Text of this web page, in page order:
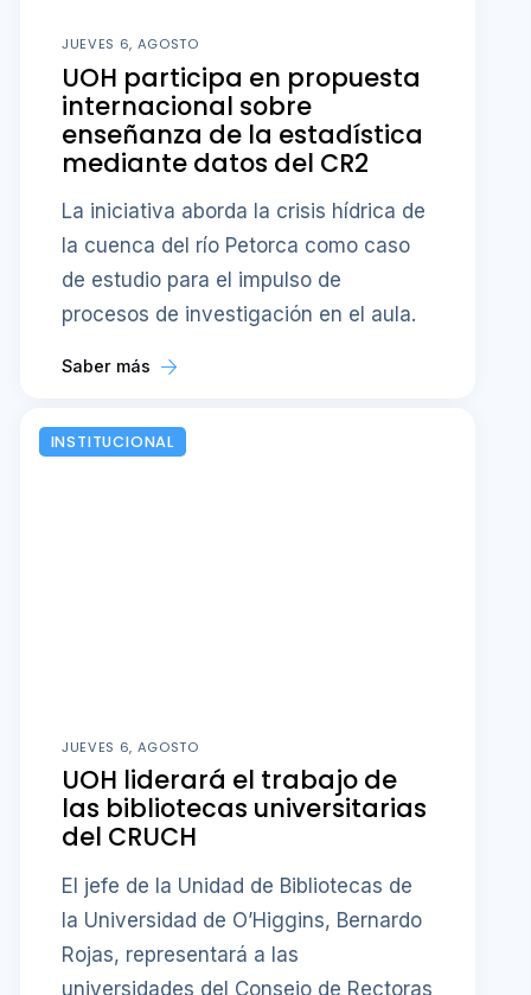
JUEVES 6, AGOSTO
UOH participa en propuesta
internacional sobre
enseñanza de la estadística
mediante datos del CR2
La iniciativa aborda la crisis hídrica de
la cuenca del río Petorca como caso
de estudio para el impulso de
procesos de investigación en el aula.
Saber más
INSTITUCIONAL
JUEVES 6, AGOSTO
UOH liderará el trabajo de
las bibliotecas universitarias
del CRUCH
El jefe de la Unidad de Bibliotecas de
la Universidad de O’Higgins, Bernardo
Rojas, representará a las
universidades del Consejo de Rectoras